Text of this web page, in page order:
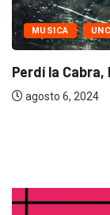
MUSICA
Perdí la
agosto 6, 2024